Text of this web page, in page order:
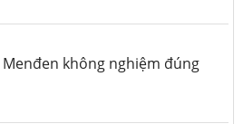
không nghiệm đúng